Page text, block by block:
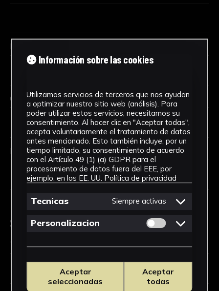
Código Postal *
País *
Solicitud de Servicio
Tipo de solicitud *
Información sobre las cookies
Utilizamos servicios de terceros que nos ayudan
a optimizar nuestro sitio web (análisis). Para
poder utilizar estos servicios, necesitamos su
consentimiento. Al hacer clic en "Aceptar todas",
acepta voluntariamente el tratamiento de datos
antes mencionado. Esto también incluye, por un
tiempo limitado, su consentimiento de acuerdo
con el Artículo 49 (1) (a) GDPR para el
procesamiento de datos fuera del EEE, por
ejemplo, en los EE. UU. Política de privacidad
Tecnicas Siempre activas
Personalizacion Permitir cookies
Aceptar
seleccionadas
Aceptar
todas